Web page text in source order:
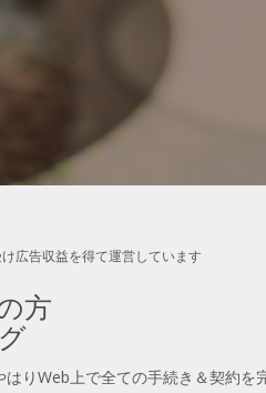
広告収益を得て運営しています
方
りWeb上で全ての手続き＆契約を